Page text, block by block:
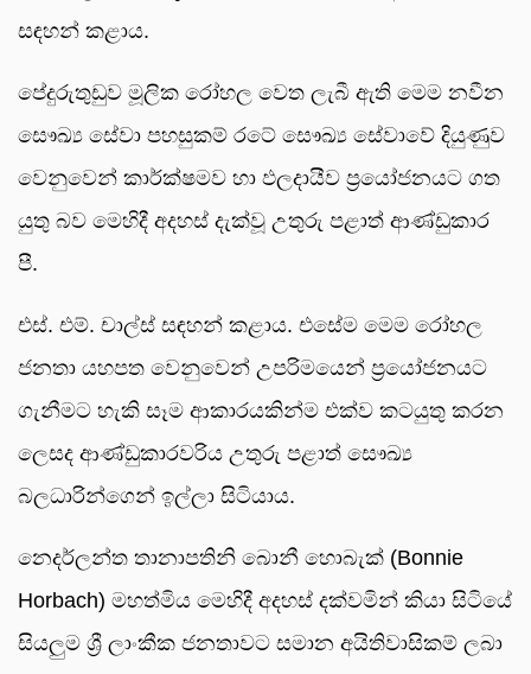
සඳහන් කළාය.
පේදුරුතුඩුව මූලික රෝහල වෙත ලැබී ඇති මෙම නවීන
සෞඛ්‍ය සේවා පහසුකම් රටේ සෞඛ්‍ය සේවාවේ දියුණුව
වෙනුවෙන් කාර්ක්ෂමව හා ඵලදායීව ප්‍රයෝජනයට ගත
යුතු බව මෙහිදී අදහස් දැක්වූ උතුරු පළාත් ආණ්ඩුකාර
පී.
එස්. එම්. චාල්ස් සඳහන් කළාය. එසේම මෙම රෝහල
ජනතා යහපත වෙනුවෙන් උපරිමයෙන් ප්‍රයෝජනයට
ගැනීමට හැකි සෑම ආකාරයකින්ම එක්ව කටයුතු කරන
ලෙසද ආණ්ඩුකාරවරිය උතුරු පළාත් සෞඛ්‍ය
බලධාරින්ගෙන් ඉල්ලා සිටියාය.
නෙදර්ලන්ත තානාපතිනි බොනී හොබැක් (Bonnie
Horbach) මහත්මිය මෙහිදී අදහස් දක්වමින් කියා සිටියේ
සියලුම ශ්‍රී ලාංකීක ජනතාවට සමාන අයිතිවාසිකම් ලබා